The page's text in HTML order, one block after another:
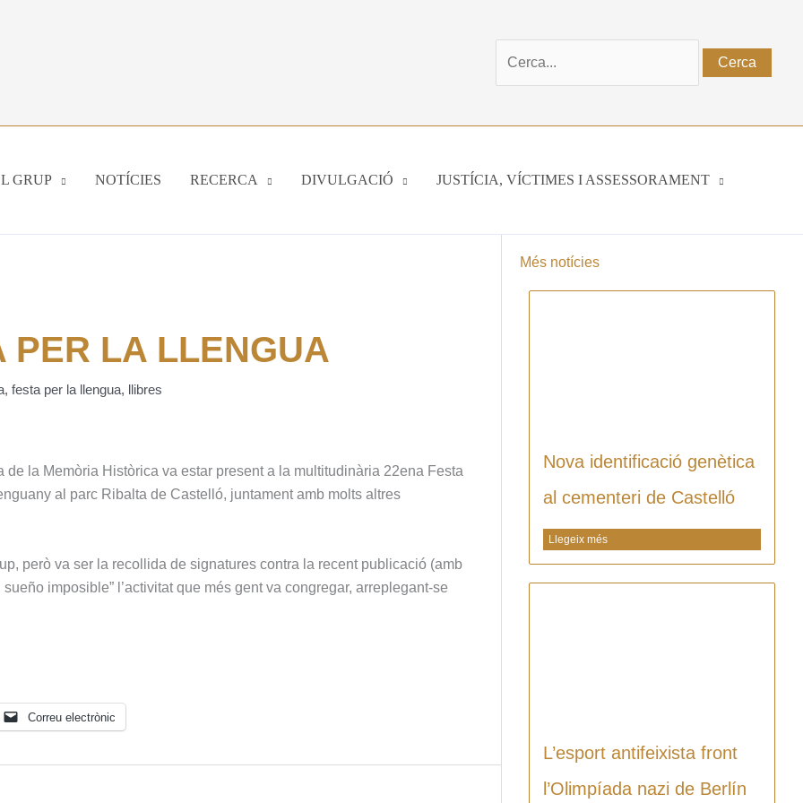
GRUP NOTÍCIES RECERCA DIVULGACIÓ JUSTÍCIA, VÍCTIMES I ASSESSORAMENT
PER LA LLENGUA
, festa per la llengua, llibres
la Memòria Històrica va estar present a la multitudinària 22ena Festa
al parc Ribalta de Castelló, juntament amb molts altres
però va ser la recollida de signatures contra la recent publicació (amb
imposible” l’activitat que més gent va congregar, arreplegant-se
Correu electrònic
Més notícies
Nova identificació genètica
al cementeri de Castelló
Llegeix més
L’esport antifeixista front
l’Olimpíada nazi de Berlín